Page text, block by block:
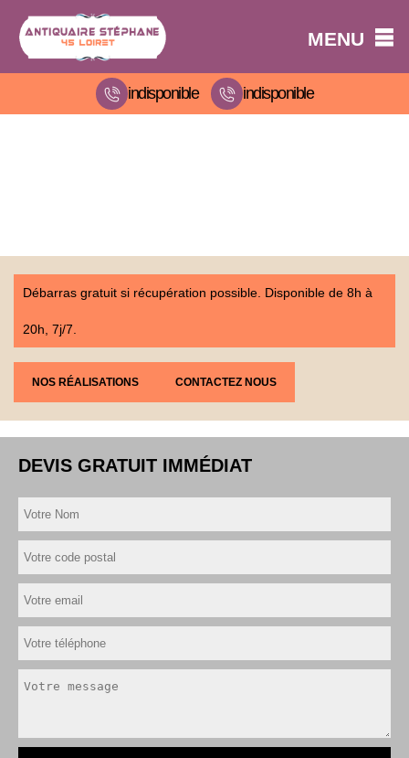
MENU
indisponible indisponible
Débarras gratuit si récupération possible. Disponible de 8h à
20h, 7j/7.
NOS RÉALISATIONS CONTACTEZ NOUS
DEVIS GRATUIT IMMÉDIAT